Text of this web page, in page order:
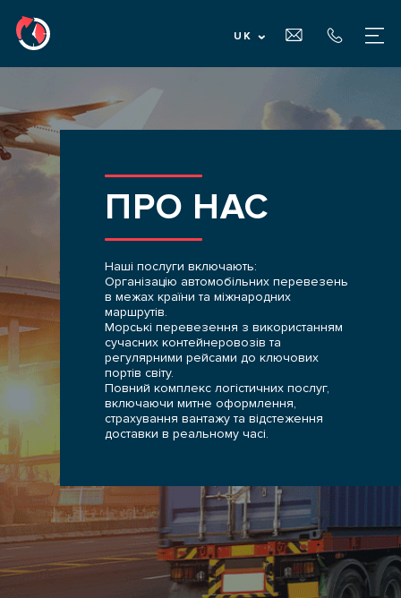
UK
ГОЛОВНА
ПРО НАС
ПОСЛУГИ
ДЛЯ ВЛАСНИКІВ ВАНТАЖУ
ДЛЯ ПЕРЕВІЗНИКІВ
КОНТАКТИ
ВАКАНСІЇ
АКЦІЇ
БЛОГ
ПРО НАС
Наші послуги включають:
Організацію автомобільних перевезень
в межах країни та міжнародних
маршрутів.
Морські перевезення з використанням
сучасних контейнеровозів та
регулярними рейсами до ключових
портів світу.
Повний комплекс логістичних послуг,
включаючи митне оформлення,
страхування вантажу та відстеження
доставки в реальному часі.